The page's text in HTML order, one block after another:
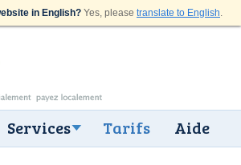
in English? Yes, please translate to English.
Services Tarifs Aide